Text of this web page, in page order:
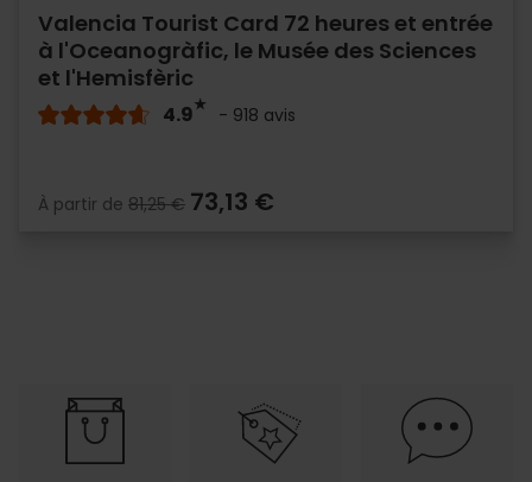
Valencia Tourist Card 72 heures et entrée
à l'Oceanogràfic, le Musée des Sciences
et l'Hemisfèric
4.9 - 918 avis
À partir de 81,25 € 73,13 €